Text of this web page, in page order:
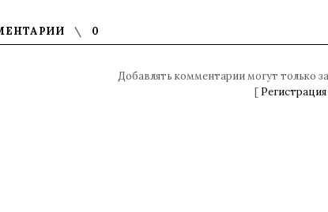
0
Добавлять комментарии могут только
[ Регистрация